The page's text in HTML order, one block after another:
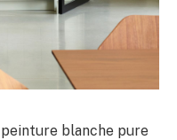
blanche pure